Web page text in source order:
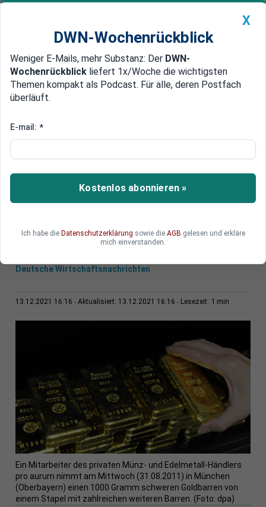
Newsticker MEIN DWN: Geldanlage Premium
Edelmetalle DWN-Magazin China
Russen decken sich massenhaft
Die russischen Privathaushalte sind dazu
übergegangen, sich mit Goldbarren und
Goldmünzen einzudecken. Die Inder, Amerikaner
Deutsche Wirtschaftsnachrichten
13.12.2021 16:16 Aktualisiert: 13.12.2021 16:16 Lesezeit: 1 min
Ein Mitarbeiter des privaten Münz- und Edelmetall-Händlers
pro aurum nimmt am Mittwoch (31.08.2011) in München
(Oberbayern) einen 1000 Gramm schweren Goldbarren von
einem Stapel mit zahlreichen weiteren Barren. (Foto: dpa)
X
DWN-Wochenrückblick
Weniger E-Mails, mehr Substanz: Der DWN-
Wochenrückblick liefert 1x/Woche die wichtigsten
Themen kompakt als Podcast. Für alle, deren Postfach
überläuft.
E-mail: *
Kostenlos abonnieren »
Ich habe die Datenschutzerklärung sowie die AGB gelesen und erkläre
mich einverstanden.